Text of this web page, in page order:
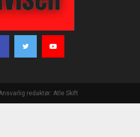
redaktør: Atle Skift